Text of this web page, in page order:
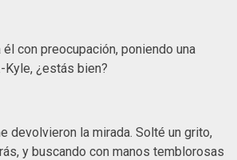
con preocupación, poniendo una
Kyle, ¿estás bien?
devolvieron la mirada. Solté un grito,
y buscando con manos temblorosas